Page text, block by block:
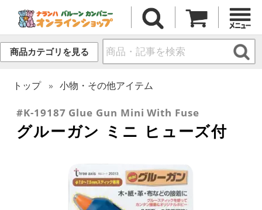
商品カテゴリを見る
トップ 小物・その他アイテム
#K-19187 Glue Gun Mini With Fuse
グルーガン ミニ ヒューズ付